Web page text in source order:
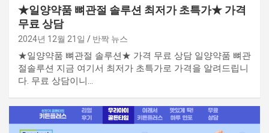
★일양약품 뼈관절 솔루션 최저가 초특가★ 가격
무료 상담
2024년 12월 21일 반짝 뉴스
★일양약품 뼈관절 솔루션★ 가격 무료 상담 일양약품 뼈관
절솔루션 지금 여기서 최저가 초특가로 가격을 알려드립니
다. 무료 상담이니…